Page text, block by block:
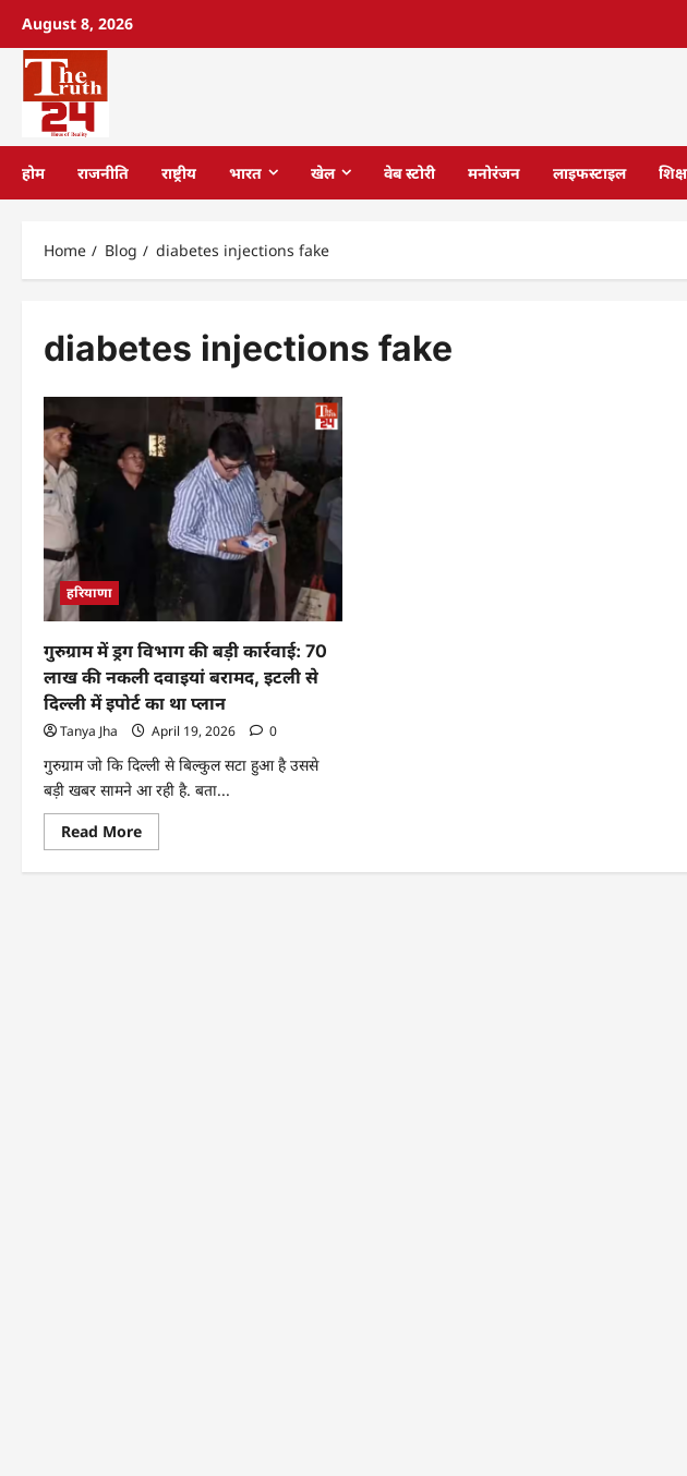
August 8, 2026
होम राजनीति राष्ट्रीय भारत खेल वेब स्टोरी मनोरंजन लाइफस्टाइल
Home Blog diabetes injections fake
diabetes injections fake
हरियाणा
गुरुग्राम में ड्रग विभाग की बड़ी कार्रवाई: 70
लाख की नकली दवाइयां बरामद, इटली से
दिल्ली में इपोर्ट का था प्लान
Tanya Jha April 19, 2026 0
गुरुग्राम जो कि दिल्ली से बिल्कुल सटा हुआ है उससे
बड़ी खबर सामने आ रही है. बता...
Read More